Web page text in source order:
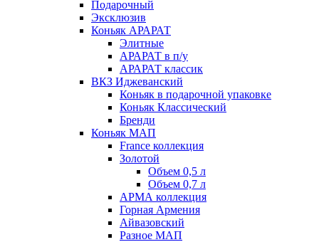
Подарочный
Эксклюзив
Коньяк АРАРАТ
Элитные
АРАРАТ в п/у
АРАРАТ классик
ВКЗ Иджеванский
Коньяк в подарочной упаковке
Коньяк Классический
Бренди
Коньяк МАП
France коллекция
Золотой
Объем 0,5 л
Объем 0,7 л
АРМА коллекция
Горная Армения
Айвазовский
Разное МАП